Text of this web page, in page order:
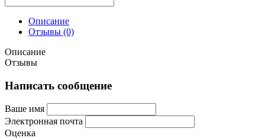
Описание
Отзывы (0)
Описание
Отзывы
Написать сообщение
Ваше имя
Электронная почта
Оценка